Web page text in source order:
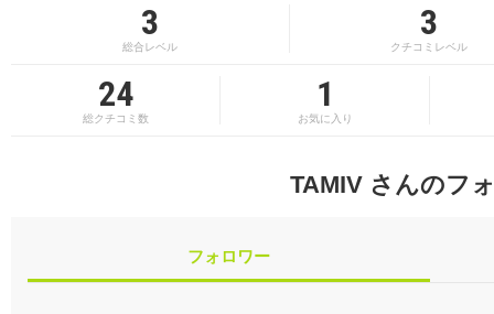
3
総合レベル
3
クチコミレベル
24
総クチコミ数
1
お気に入り
TAMIV さんのフ
フォロワー